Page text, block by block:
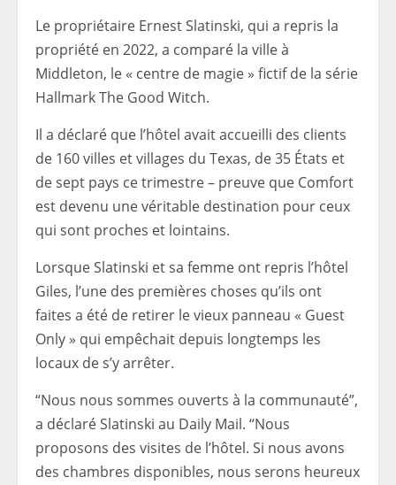
Le propriétaire Ernest Slatinski, qui a repris la
propriété en 2022, a comparé la ville à
Middleton, le « centre de magie » fictif de la série
Hallmark The Good Witch.
Il a déclaré que l’hôtel avait accueilli des clients
de 160 villes et villages du Texas, de 35 États et
de sept pays ce trimestre – preuve que Comfort
est devenu une véritable destination pour ceux
qui sont proches et lointains.
Lorsque Slatinski et sa femme ont repris l’hôtel
Giles, l’une des premières choses qu’ils ont
faites a été de retirer le vieux panneau « Guest
Only » qui empêchait depuis longtemps les
locaux de s’y arrêter.
“Nous nous sommes ouverts à la communauté”,
a déclaré Slatinski au Daily Mail. “Nous
proposons des visites de l’hôtel. Si nous avons
des chambres disponibles, nous serons heureux